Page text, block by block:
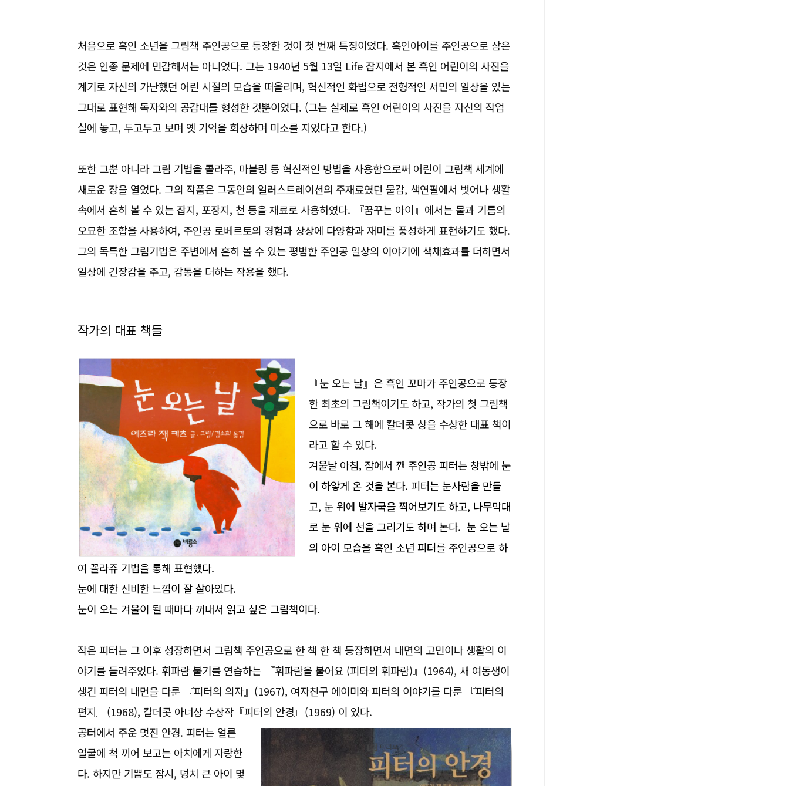
처음으로 흑인 소년을 그림책 주인공으로 등장한 것이 첫 번째 특징이었다. 흑인아이를 주인공으로 삼은
것은 인종 문제에 민감해서는 아니었다. 그는 1940년 5월 13일 Life 잡지에서 본 흑인 어린이의 사진을
계기로 자신의 가난했던 어린 시절의 모습을 떠올리며, 혁신적인 화법으로 전형적인 서민의 일상을 있는
그대로 표현해 독자와의 공감대를 형성한 것뿐이었다. (그는 실제로 흑인 어린이의 사진을 자신의 작업
실에 놓고, 두고두고 보며 옛 기억을 회상하며 미소를 지었다고 한다.)
또한 그뿐 아니라 그림 기법을 콜라주, 마블링 등 혁신적인 방법을 사용함으로써 어린이 그림책 세계에
새로운 장을 열었다. 그의 작품은 그동안의 일러스트레이션의 주재료였던 물감, 색연필에서 벗어나 생활
속에서 흔히 볼 수 있는 잡지, 포장지, 천 등을 재료로 사용하였다. 『꿈꾸는 아이』에서는 물과 기름의
오묘한 조합을 사용하여, 주인공 로베르토의 경험과 상상에 다양함과 재미를 풍성하게 표현하기도 했다.
그의 독특한 그림기법은 주변에서 흔히 볼 수 있는 평범한 주인공 일상의 이야기에 색채효과를 더하면서
일상에 긴장감을 주고, 감동을 더하는 작용을 했다.
작가의 대표 책들
『눈 오는 날』은 흑인 꼬마가 주인공으로 등장
한 최초의 그림책이기도 하고, 작가의 첫 그림책
으로 바로 그 해에 칼데콧 상을 수상한 대표 책이
라고 할 수 있다.
겨울날 아침, 잠에서 깬 주인공 피터는 창밖에 눈
이 하얗게 온 것을 본다. 피터는 눈사람을 만들
고, 눈 위에 발자국을 찍어보기도 하고, 나무막대
로 눈 위에 선을 그리기도 하며 논다. 눈 오는 날
의 아이 모습을 흑인 소년 피터를 주인공으로 하
여 꼴라쥬 기법을 통해 표현했다.
눈에 대한 신비한 느낌이 잘 살아있다.
눈이 오는 겨울이 될 때마다 꺼내서 읽고 싶은 그림책이다.
작은 피터는 그 이후 성장하면서 그림책 주인공으로 한 책 한 책 등장하면서 내면의 고민이나 생활의 이
야기를 들려주었다. 휘파람 불기를 연습하는 『휘파람을 불어요 (피터의 휘파람)』(1964), 새 여동생이
생긴 피터의 내면을 다룬 『피터의 의자』(1967), 여자친구 에이미와 피터의 이야기를 다룬 『피터의
편지』(1968), 칼데콧 아너상 수상작『피터의 안경』(1969) 이 있다.
공터에서 주운 멋진 안경. 피터는 얼른
얼굴에 척 끼어 보고는 아치에게 자랑한
다. 하지만 기쁨도 잠시, 덩치 큰 아이 몇